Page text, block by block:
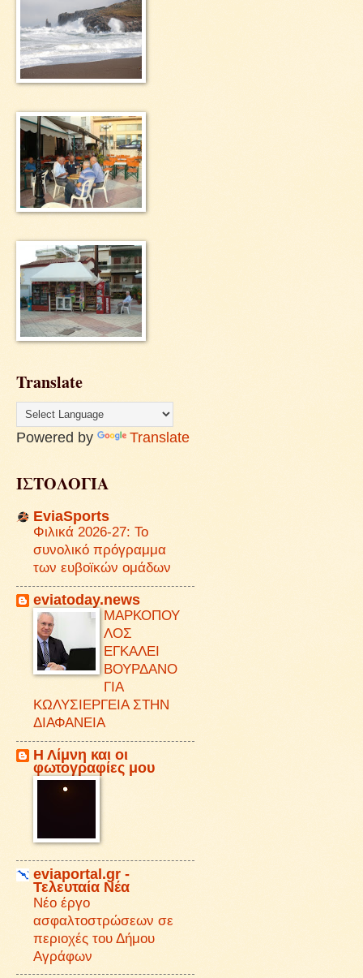
Translate
Powered by Translate
ΙΣΤΟΛΟΓΙΑ
EviaSports
Φιλικά 2026-27: Το
συνολικό πρόγραμμα
των ευβοϊκών ομάδων
eviatoday.news
ΜΑΡΚΟΠΟΥ
ΛΟΣ
ΕΓΚΑΛΕΙ
ΒΟΥΡΔΑΝΟ
ΓΙΑ
ΚΩΛΥΣΙΕΡΓΕΙΑ ΣΤΗΝ
ΔΙΑΦΑΝΕΙΑ
Η Λίμνη και οι
φωτογραφίες μου
eviaportal.gr -
Τελευταία Νέα
Νέο έργο
ασφαλτοστρώσεων σε
περιοχές του Δήμου
Αγράφων